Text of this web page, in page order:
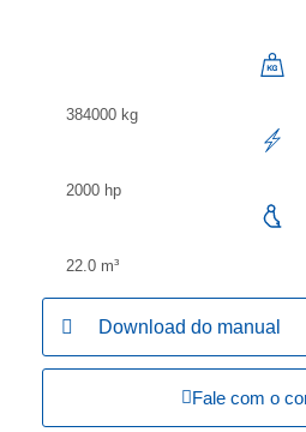
384000 kg
2000 hp
22.0 m³
Download do manual
Fale com o